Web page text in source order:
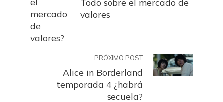
Todo sobre el mercado de
valores
PRÓXIMO POST
Alice in Borderland
temporada 4 ¿habrá
secuela?